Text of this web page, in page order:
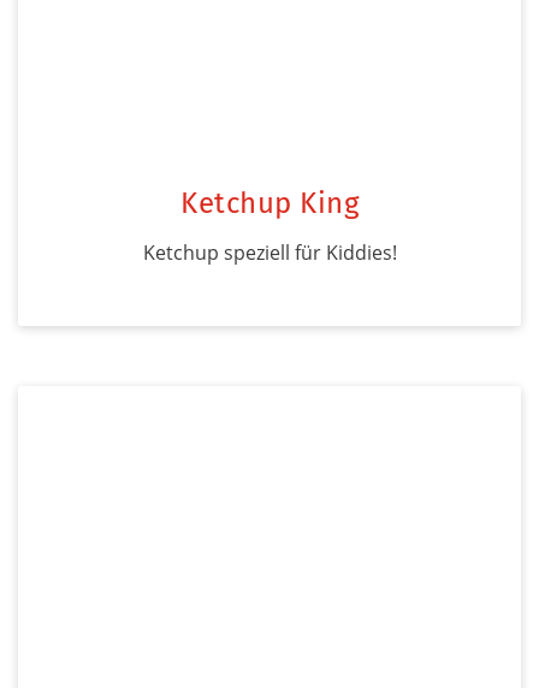
Ketchup King
Ketchup speziell für Kiddies!